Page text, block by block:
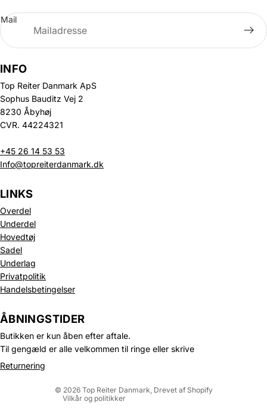
Mail
INFO
Top Reiter Danmark ApS
Sophus Bauditz Vej 2
8230 Åbyhøj
CVR. 44224321
+45 26 14 53 53
Info@topreiterdanmark.dk
LINKS
Overdel
Underdel
Hovedtøj
Sadel
Underlag
Privatpolitik
Handelsbetingelser
ÅBNINGSTIDER
Butikken er kun åben efter aftale.
Til gengæld er alle velkommen til ringe eller skrive
Returnering
© 2026 Top Reiter Danmark, Drevet af Shopify
Vilkår og politikker
Politik om beskyttelse af persondata
Refusionspolitik
Kontaktinformation
Servicevilkår